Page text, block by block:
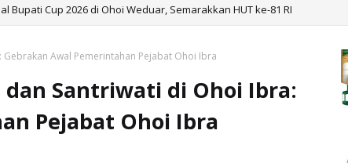
Desa Tangguh Bencana di Ohoiel
Awal Pemerintahan Pejabat Ohoi Ibra
Santriwati di Ohoi Ibra:
Pejabat Ohoi Ibra